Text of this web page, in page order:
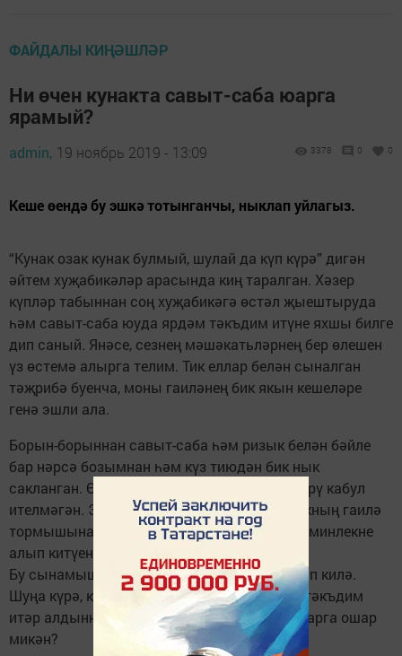
ФАЙДАЛЫ КИҢӘШЛӘР
Ни өчен кунакта савыт-саба юарга
ярамый?
admin, 19 ноябрь 2019 - 13:09 3378 0 0
Кеше өендә бу эшкә тотынганчы, ныклап уйлагыз.
“Кунак озак кунак булмый, шулай да күп күрә” дигән
әйтем хуҗабикәләр арасында киң таралган. Хәзер
күпләр табыннан соң хуҗабикәгә өстәл җыештыруда
һәм савыт-саба юуда ярдәм тәкъдим итүне яхшы билге
дип саный. Янәсе, сезнең мәшәкатьләрнең бер өлешен
үз өстемә алырга телим. Тик еллар белән сыналган
тәҗрибә буенча, моны гаиләнең бик якын кешеләре
генә эшли ала.
Борын-борыннан савыт-саба һәм ризык белән бәйле
бар нәрсә бозымнан һәм күз тиюдән бик нык
сакланган. Өйдә башка кеше хуҗа булып йөрү кабул
ителмәгән. Элек-электән хуҗабикәләр кунакның гаилә
тормышына кысылып, өйдән байлык һәм иминлекне
алып китүеннән курыккан.
Бу сынамыш безнең көннәргә кадәр дә яшәп килә.
Шуңа күрә, кунакка баргач, үз ярдәмегезне тәкъдим
итәр алдыннан ныклап уйлагыз: ә бу хуҗаларга ошар
микән?